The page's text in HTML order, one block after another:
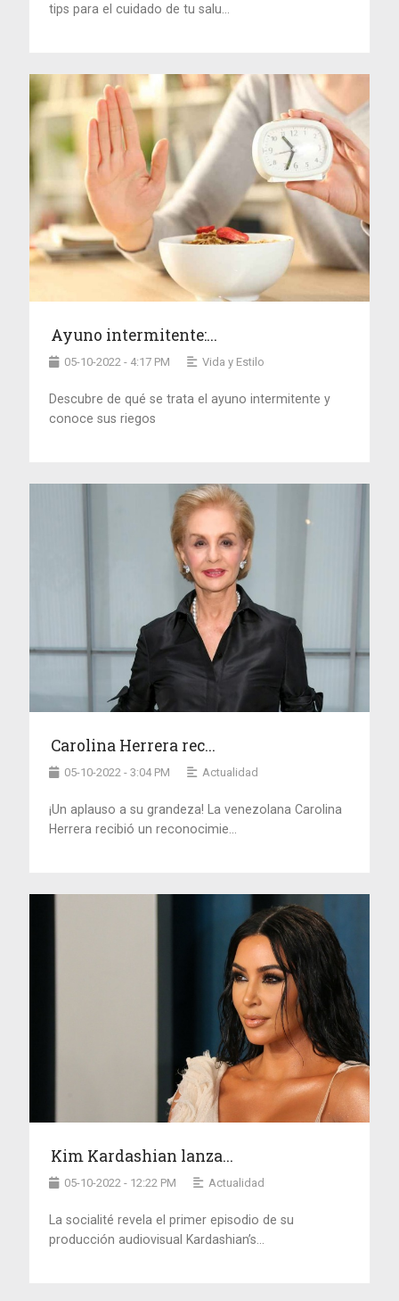
tips para el cuidado de tu salu...
Ayuno intermitente:...
05-10-2022 - 4:17 PM Vida y Estilo
Descubre de qué se trata el ayuno intermitente y
conoce sus riegos
Carolina Herrera rec...
05-10-2022 - 3:04 PM Actualidad
¡Un aplauso a su grandeza! La venezolana Carolina
Herrera recibió un reconocimie...
Kim Kardashian lanza...
05-10-2022 - 12:22 PM Actualidad
La socialité revela el primer episodio de su
producción audiovisual Kardashian’s...